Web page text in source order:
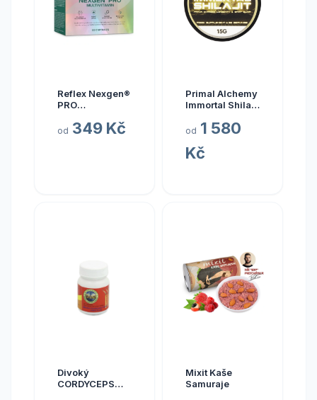
Reflex Nexgen®
PRO
NEW, 90 kapslí
od 349 Kč
Primal Alchemy
Immortal Shilajit
gramů
od 1 580
Kč
Divoký
CORDYCEPS
Mixit Kaše
Samuraje